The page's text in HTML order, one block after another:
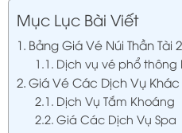
Mục Lục Bài Viết
Bảng Giá Vé Núi Thần Tài
Dịch vụ vé phổ thông
Giá Vé Các Dịch Vụ Khác
Dịch Vụ Tắm Khoáng
Giá Các Dịch Vụ Spa